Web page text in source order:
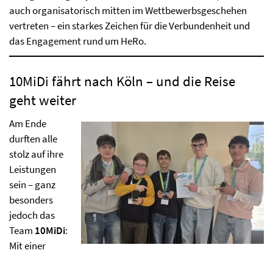
auch organisatorisch mitten im Wettbewerbsgeschehen
vertreten – ein starkes Zeichen für die Verbundenheit und
das Engagement rund um HeRo.
10MiDi fährt nach Köln – und die Reise
geht weiter
Am Ende
durften alle
stolz auf ihre
Leistungen
sein – ganz
besonders
jedoch das
Team 10MiDi:
Mit einer